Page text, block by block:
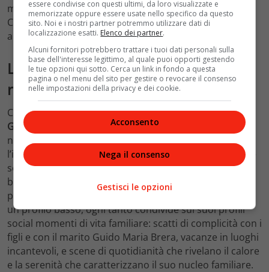
matrimonio, dal quale sono nati due figli, Roberto e
Costanza, che dopo aver vissuto a Londra sono tornati
a vivere in Italia.
La famiglia di Caterina Balivo: un
rifugio lontano dai riflettori
Caterina Balivo è mamma di due figli avuti con Brera:
Guido Alberto
, nato nel 2012, eCora
, venuta al mondo
nel 2017. La presentatrice ha sempre sottolineato
l’importanza di far crescere i propri figli in un ambiente
sereno e lontano dalla ribalta mediatica, riuscendo a
bilanciare con attenzione i suoi numerosi impegni
professionali con il ruolo di mamma. Pur mantenendo
un profilo basso, ogni tanto condivide sui suoi profili
social momenti di vita familiare: scatti di complicità con i
figli e con il marito Guido Maria Brera, vacanze in luoghi
incantevoli, e scene di quotidianità che rivelano il calore
e la serenità che caratterizzano il suo nucleo familiare.
essere condivise con questi ultimi, da loro visualizzate e
memorizzate oppure essere usate nello specifico da questo
sito. Noi e i nostri partner potremmo utilizzare dati di
localizzazione esatti. Elenco dei partner.
Alcuni fornitori potrebbero trattare i tuoi dati personali sulla
base dell'interesse legittimo, al quale puoi opporti gestendo
le tue opzioni qui sotto. Cerca un link in fondo a questa
pagina o nel menu del sito per gestire o revocare il consenso
nelle impostazioni della privacy e dei cookie.
Acconsento
Nega il consenso
Gestisci le opzioni